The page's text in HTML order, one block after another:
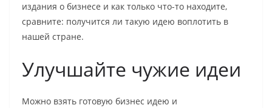
издания о бизнесе и как только что-то находите,
сравните: получится ли такую идею воплотить в
нашей стране.
Улучшайте чужие идеи
Можно взять готовую бизнес идею и